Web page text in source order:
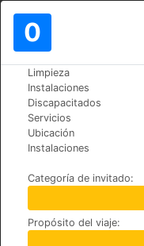
0
Limpieza
Instalaciones
Discapacitados
Servicios
Ubicación
Instalaciones
Categoría de invitado:
Propósito del viaje:
Mundo>Bulgaria
Grand
+359 (0)74996044
Todorini Ochi 3, 2770